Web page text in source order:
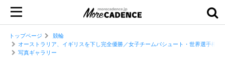
トップページ
競輪
オーストラリア、イギリスを下し完全優勝／女子チームパシュート・世界選手権ト
写真ギャラリー